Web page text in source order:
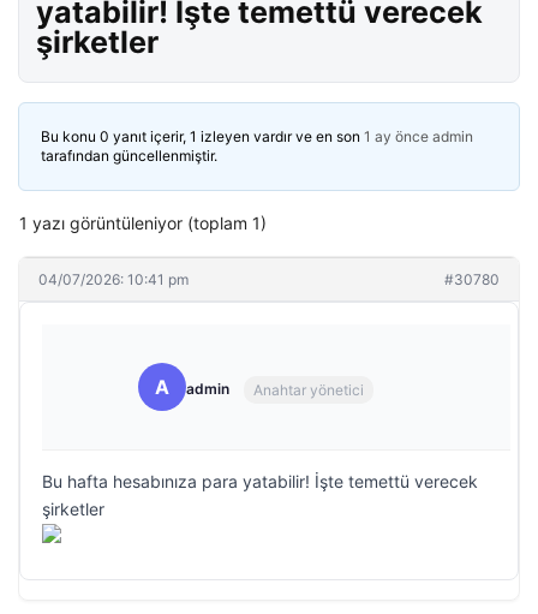
yatabilir! İşte temettü verecek
şirketler
Bu konu 0 yanıt içerir, 1 izleyen vardır ve en son 1 ay önce admin
tarafından güncellenmiştir.
1 yazı görüntüleniyor (toplam 1)
04/07/2026: 10:41 pm #30780
A admin Anahtar yönetici
Bu hafta hesabınıza para yatabilir! İşte temettü verecek
şirketler